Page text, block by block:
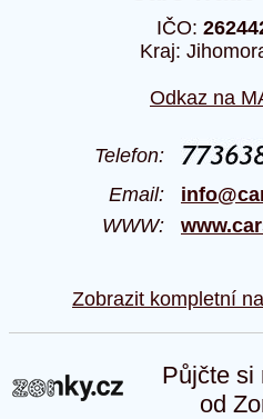
IČO:
Kraj:
Odkaz na
Telefon:
Email:
WWW:
Zobrazit kompletní
Půjčte si
od